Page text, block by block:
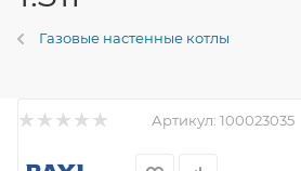
Газовые настенные котлы
Артикул: 100023035